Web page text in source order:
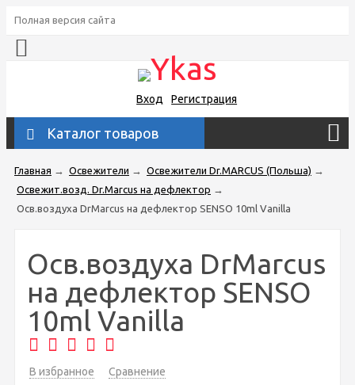
Полная версия сайта
Вход Регистрация
Каталог товаров
Главная → Освежители → Освежители Dr.MARCUS (Польша) →
Освежит.возд. Dr.Marcus на дефлектор →
Осв.воздуха DrMarcus на дефлектор SENSO 10ml Vanilla
Осв.воздуха DrMarcus
на дефлектор SENSO
10ml Vanilla
В избранное Сравнение